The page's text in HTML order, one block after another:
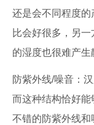
还是会不同程度
比会好很多，另
的湿度也很难产生
防紫外线/噪音：
而这种结构恰好能
不错的防紫外线